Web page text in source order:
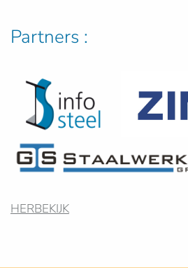
Partners :
HERBEKIJK